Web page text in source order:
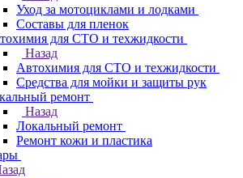
Уход за мотоциклами и лодками
Составы для пленок
для СТО и техжидкости
Назад
Автохимия для СТО и техжидкости
Средства для мойки и защиты рук
ремонт
Назад
Локальный ремонт
Ремонт кожи и пластика